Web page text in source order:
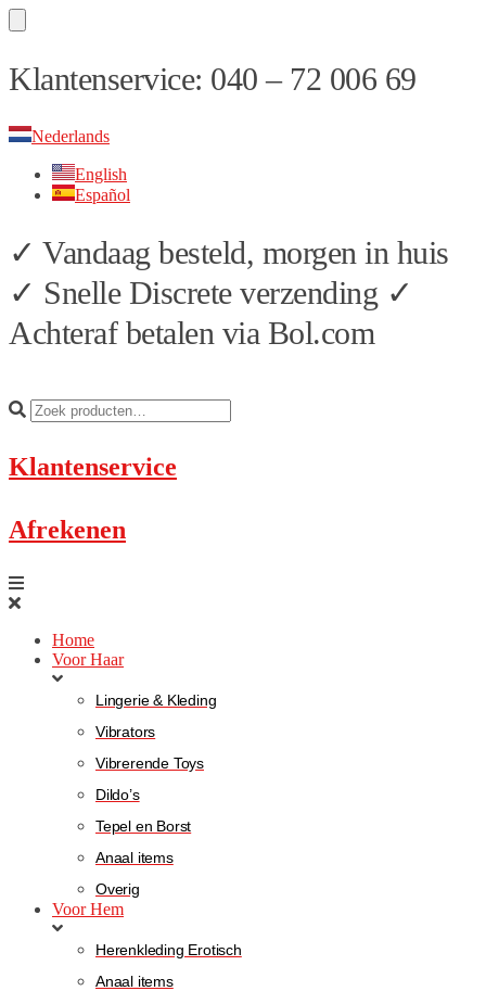
Skip
to
Skip
to
Klantenservice: 040 – 72 006 69
Nederlands
English
Español
✓ Vandaag besteld, morgen in huis
✓ Snelle Discrete verzending ✓
Achteraf betalen via Bol.com
Klantenservice
Afrekenen
Home
Voor Haar
Lingerie & Kleding
Vibrators
Vibrerende Toys
Dildo’s
Tepel en Borst
Anaal items
Overig
Voor Hem
Herenkleding Erotisch
Anaal items